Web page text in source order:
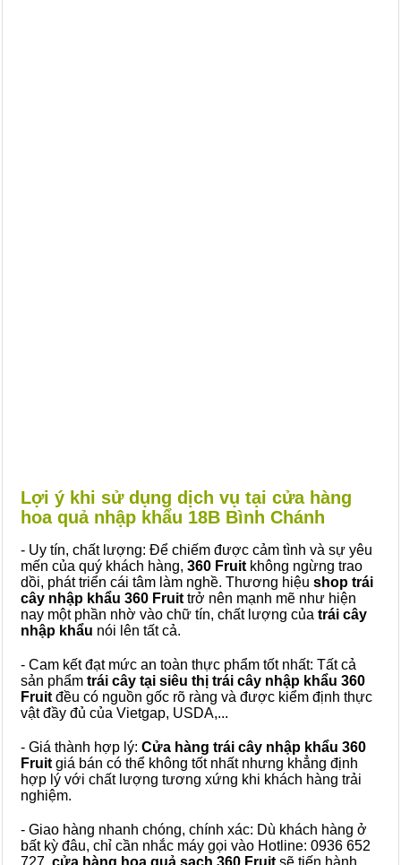
Lợi ý khi sử dụng dịch vụ tại cửa hàng
hoa quả nhập khẩu 18B Bình Chánh
- Uy tín, chất lượng: Để chiếm được cảm tình và sự yêu
mến của quý khách hàng, 360 Fruit không ngừng trao
dồi, phát triển cái tâm làm nghề. Thương hiệu shop trái
cây nhập khẩu 360 Fruit trở nên mạnh mẽ như hiện
nay một phần nhờ vào chữ tín, chất lượng của trái cây
nhập khẩu nói lên tất cả.
- Cam kết đạt mức an toàn thực phẩm tốt nhất: Tất cả
sản phẩm trái cây tại siêu thị trái cây nhập khẩu 360
Fruit đều có nguồn gốc rõ ràng và được kiểm định thực
vật đầy đủ của Vietgap, USDA,...
- Giá thành hợp lý: Cửa hàng trái cây nhập khẩu 360
Fruit giá bán có thể không tốt nhất nhưng khẳng định
hợp lý với chất lượng tương xứng khi khách hàng trải
nghiệm.
- Giao hàng nhanh chóng, chính xác: Dù khách hàng ở
bất kỳ đâu, chỉ cần nhắc máy gọi vào Hotline: 0936 652
727, cửa hàng hoa quả sạch 360 Fruit sẽ tiến hành